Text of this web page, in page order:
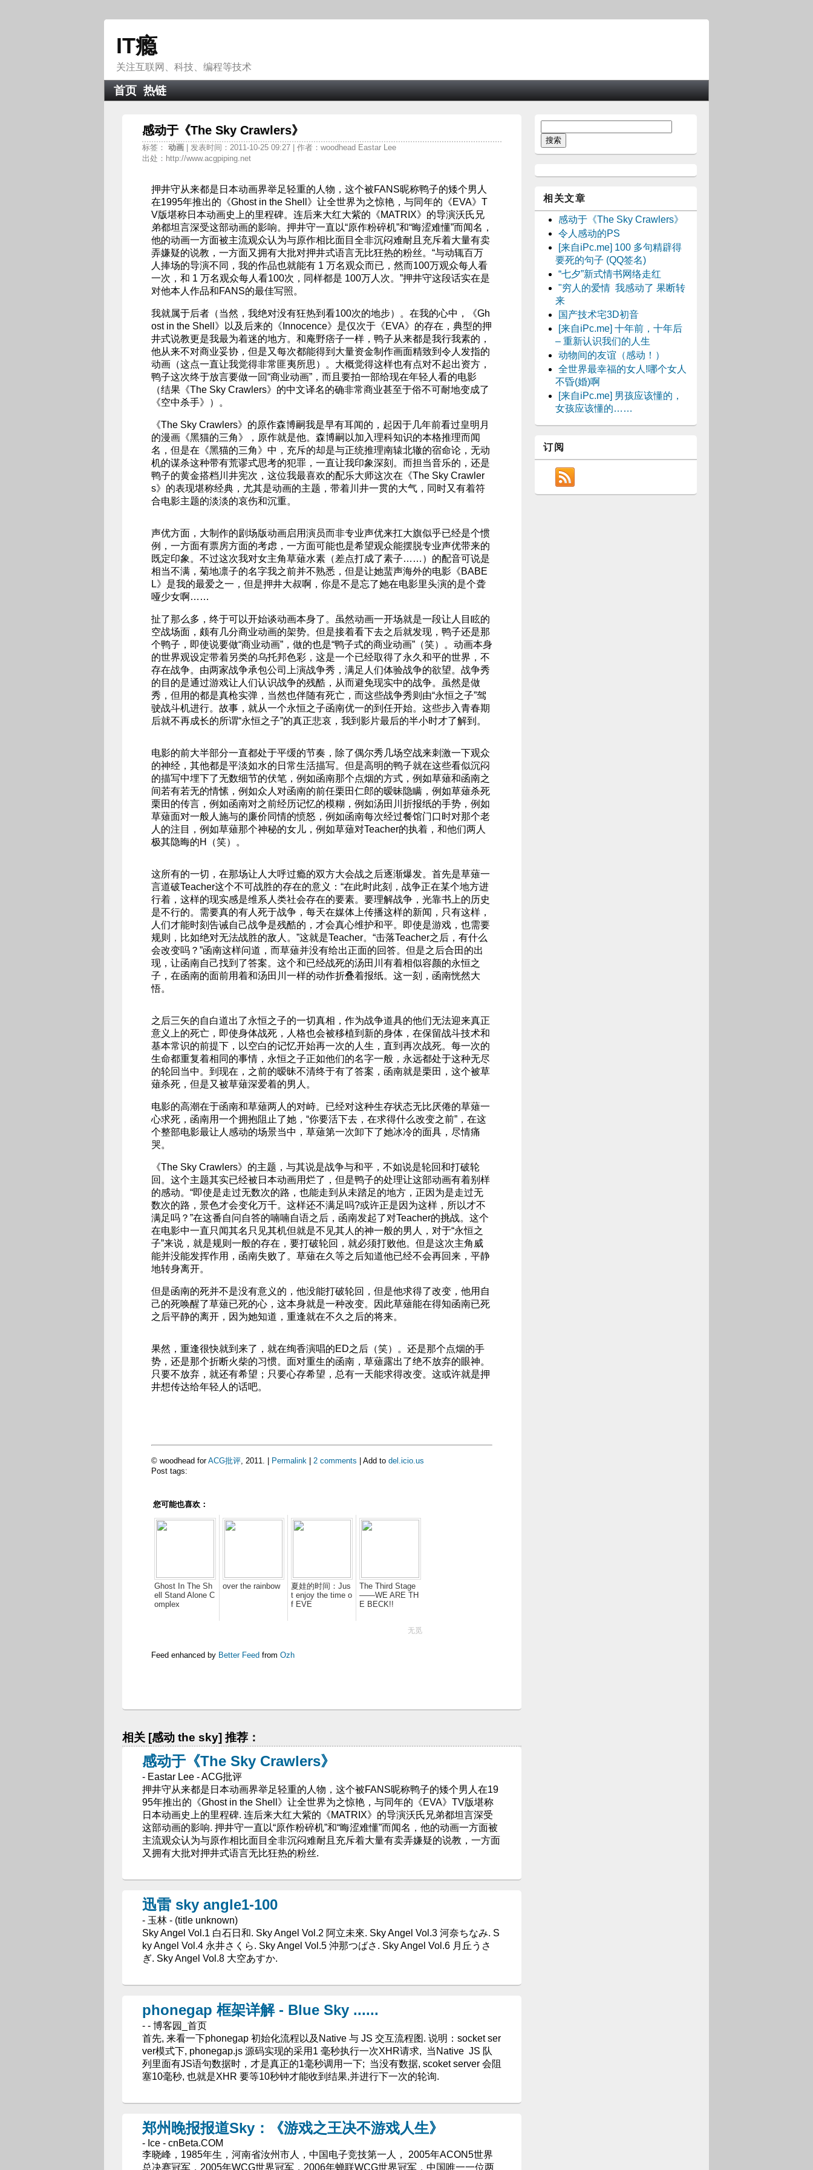
IT瘾
关注互联网、科技、编程等技术
首页 热链
感动于《The Sky Crawlers》
标签： 动画
| 发表时间：2011-10-25 09:27 | 作者：woodhead Eastar Lee
出处：http://www.acgpiping.net
押井守从来都是日本动画界举足轻重的人物，这个被FANS昵称鸭子的矮个男人
在1995年推出的《Ghost in the Shell》让全世界为之惊艳，与同年的《EVA》T
V版堪称日本动画史上的里程碑。连后来大红大紫的《MATRIX》的导演沃氏兄
弟都坦言深受这部动画的影响。押井守一直以“原作粉碎机”和“晦涩难懂”而闻名，
他的动画一方面被主流观众认为与原作相比面目全非沉闷难耐且充斥着大量有卖
弄嫌疑的说教，一方面又拥有大批对押井式语言无比狂热的粉丝。“与动辄百万
人捧场的导演不同，我的作品也就能有 1 万名观众而已，然而100万观众每人看
一次，和 1 万名观众每人看100次，同样都是 100万人次。”押井守这段话实在是
对他本人作品和FANS的最佳写照。
我就属于后者（当然，我绝对没有狂热到看100次的地步）。在我的心中，《Gh
ost in the Shell》以及后来的《Innocence》是仅次于《EVA》的存在，典型的押
井式说教更是我最为着迷的地方。和庵野痞子一样，鸭子从来都是我行我素的，
他从来不对商业妥协，但是又每次都能得到大量资金制作画面精致到令人发指的
动画（这点一直让我觉得非常匪夷所思）。大概觉得这样也有点对不起出资方，
鸭子这次终于放言要做一回“商业动画”，而且要拍一部给现在年轻人看的电影
（结果《The Sky Crawlers》的中文译名的确非常商业甚至于俗不可耐地变成了
《空中杀手》）。
《The Sky Crawlers》的原作森博嗣我是早有耳闻的，起因于几年前看过皇明月
的漫画《黑猫的三角》，原作就是他。森博嗣以加入理科知识的本格推理而闻
名，但是在《黑猫的三角》中，充斥的却是与正统推理南辕北辙的宿命论，无动
机的谋杀这种带有荒谬式思考的犯罪，一直让我印象深刻。而担当音乐的，还是
鸭子的黄金搭档川井宪次，这位我最喜欢的配乐大师这次在《The Sky Crawler
s》的表现堪称经典，尤其是动画的主题，带着川井一贯的大气，同时又有着符
合电影主题的淡淡的哀伤和沉重。
声优方面，大制作的剧场版动画启用演员而非专业声优来扛大旗似乎已经是个惯
例，一方面有票房方面的考虑，一方面可能也是希望观众能摆脱专业声优带来的
既定印象。不过这次我对女主角草薙水素（差点打成了素子……）的配音可说是
相当不满，菊地凛子的名字我之前并不熟悉，但是让她蜚声海外的电影《BABE
L》是我的最爱之一，但是押井大叔啊，你是不是忘了她在电影里头演的是个聋
哑少女啊……
扯了那么多，终于可以开始谈动画本身了。虽然动画一开场就是一段让人目眩的
空战场面，颇有几分商业动画的架势。但是接着看下去之后就发现，鸭子还是那
个鸭子，即使说要做“商业动画”，做的也是“鸭子式的商业动画”（笑）。动画本身
的世界观设定带着另类的乌托邦色彩，这是一个已经取得了永久和平的世界，不
存在战争。由两家战争承包公司上演战争秀，满足人们体验战争的欲望。战争秀
的目的是通过游戏让人们认识战争的残酷，从而避免现实中的战争。虽然是做
秀，但用的都是真枪实弹，当然也伴随有死亡，而这些战争秀则由“永恒之子”驾
驶战斗机进行。故事，就从一个永恒之子函南优一的到任开始。这些步入青春期
后就不再成长的所谓“永恒之子”的真正悲哀，我到影片最后的半小时才了解到。
电影的前大半部分一直都处于平缓的节奏，除了偶尔秀几场空战来刺激一下观众
的神经，其他都是平淡如水的日常生活描写。但是高明的鸭子就在这些看似沉闷
的描写中埋下了无数细节的伏笔，例如函南那个点烟的方式，例如草薙和函南之
间若有若无的情愫，例如众人对函南的前任栗田仁郎的暧昧隐瞒，例如草薙杀死
栗田的传言，例如函南对之前经历记忆的模糊，例如汤田川折报纸的手势，例如
草薙面对一般人施与的廉价同情的愤怒，例如函南每次经过餐馆门口时对那个老
人的注目，例如草薙那个神秘的女儿，例如草薙对Teacher的执着，和他们两人
极其隐晦的H（笑）。
这所有的一切，在那场让人大呼过瘾的双方大会战之后逐渐爆发。首先是草薙一
言道破Teacher这个不可战胜的存在的意义：“在此时此刻，战争正在某个地方进
行着，这样的现实感是维系人类社会存在的要素。要理解战争，光靠书上的历史
是不行的。需要真的有人死于战争，每天在媒体上传播这样的新闻，只有这样，
人们才能时刻告诫自己战争是残酷的，才会真心维护和平。即使是游戏，也需要
规则，比如绝对无法战胜的敌人。”这就是Teacher。“击落Teacher之后，有什么
会改变吗？”函南这样问道，而草薙并没有给出正面的回答。但是之后合田的出
现，让函南自己找到了答案。这个和已经战死的汤田川有着相似容颜的永恒之
子，在函南的面前用着和汤田川一样的动作折叠着报纸。这一刻，函南恍然大
悟。
之后三矢的自白道出了永恒之子的一切真相，作为战争道具的他们无法迎来真正
意义上的死亡，即使身体战死，人格也会被移植到新的身体，在保留战斗技术和
基本常识的前提下，以空白的记忆开始再一次的人生，直到再次战死。每一次的
生命都重复着相同的事情，永恒之子正如他们的名字一般，永远都处于这种无尽
的轮回当中。到现在，之前的暧昧不清终于有了答案，函南就是栗田，这个被草
薙杀死，但是又被草薙深爱着的男人。
电影的高潮在于函南和草薙两人的对峙。已经对这种生存状态无比厌倦的草薙一
心求死，函南用一个拥抱阻止了她，“你要活下去，在求得什么改变之前”，在这
个整部电影最让人感动的场景当中，草薙第一次卸下了她冰冷的面具，尽情痛
哭。
《The Sky Crawlers》的主题，与其说是战争与和平，不如说是轮回和打破轮
回。这个主题其实已经被日本动画用烂了，但是鸭子的处理让这部动画有着别样
的感动。“即使是走过无数次的路，也能走到从未踏足的地方，正因为是走过无
数次的路，景色才会变化万千。这样还不满足吗?或许正是因为这样，所以才不
满足吗？”在这番自问自答的喃喃自语之后，函南发起了对Teacher的挑战。这个
在电影中一直只闻其名只见其机但就是不见其人的神一般的男人，对于“永恒之
子”来说，就是规则一般的存在，要打破轮回，就必须打败他。但是这次主角威
能并没能发挥作用，函南失败了。草薙在久等之后知道他已经不会再回来，平静
地转身离开。
但是函南的死并不是没有意义的，他没能打破轮回，但是他求得了改变，他用自
己的死唤醒了草薙已死的心，这本身就是一种改变。因此草薙能在得知函南已死
之后平静的离开，因为她知道，重逢就在不久之后的将来。
果然，重逢很快就到来了，就在绚香演唱的ED之后（笑）。还是那个点烟的手
势，还是那个折断火柴的习惯。面对重生的函南，草薙露出了绝不放弃的眼神。
只要不放弃，就还有希望；只要心存希望，总有一天能求得改变。这或许就是押
井想传达给年轻人的话吧。
© woodhead forACG批评, 2011. | Permalink 2 comments | Add to del.icio.us
Post tags:
您可能也喜欢：
Ghost In The Sh
ell Stand Alone C
omplex
over the rainbow
夏娃的时间：Jus
t enjoy the time o
f EVE
The Third Stage
——WE ARE TH
E BECK!!
无觅
Feed enhanced by Better Feed from Ozh
相关 [感动 the sky] 推荐：
感动于《The Sky Crawlers》
- Eastar Lee - ACG批评
押井守从来都是日本动画界举足轻重的人物，这个被FANS昵称鸭子的矮个男人在19
95年推出的《Ghost in the Shell》让全世界为之惊艳，与同年的《EVA》TV版堪称
日本动画史上的里程碑. 连后来大红大紫的《MATRIX》的导演沃氏兄弟都坦言深受
这部动画的影响. 押井守一直以“原作粉碎机”和“晦涩难懂”而闻名，他的动画一方面被
主流观众认为与原作相比面目全非沉闷难耐且充斥着大量有卖弄嫌疑的说教，一方面
又拥有大批对押井式语言无比狂热的粉丝.
迅雷 sky angle1-100
- 玉林 - (title unknown)
Sky Angel Vol.1 白石日和. Sky Angel Vol.2 阿立未來. Sky Angel Vol.3 河奈ちなみ. S
ky Angel Vol.4 永井さくら. Sky Angel Vol.5 沖那つばさ. Sky Angel Vol.6 月丘うさ
ぎ. Sky Angel Vol.8 大空あすか.
phonegap 框架详解 - Blue Sky ......
- - 博客园_首页
首先, 来看一下phonegap 初始化流程以及Native 与 JS 交互流程图. 说明：socket ser
ver模式下, phonegap.js 源码实现的采用1 毫秒执行一次XHR请求, 当Native JS 队
列里面有JS语句数据时，才是真正的1毫秒调用一下; 当没有数据, scoket server 会阻
塞10毫秒, 也就是XHR 要等10秒钟才能收到结果,并进行下一次的轮询.
郑州晚报报道Sky：《游戏之王决不游戏人生》
- Ice - cnBeta.COM
李晓峰，1985年生，河南省汝州市人，中国电子竞技第一人， 2005年ACON5世界
总决赛冠军，2005年WCG世界冠军，2006年蝉联WCG世界冠军，中国唯一一位两
相关文章
感动于《The Sky Crawlers》
令人感动的PS
[来自iPc.me] 100 多句精辟得
要死的句子 (QQ签名)
“七夕”新式情书网络走红
"穷人的爱情 我感动了 果断转
来
国产技术宅3D初音
[来自iPc.me] 十年前，十年后
– 重新认识我们的人生
动物间的友谊（感动！）
全世界最幸福的女人!哪个女人
不昏(婚)啊
[来自iPc.me] 男孩应该懂的，
女孩应该懂的……
订阅